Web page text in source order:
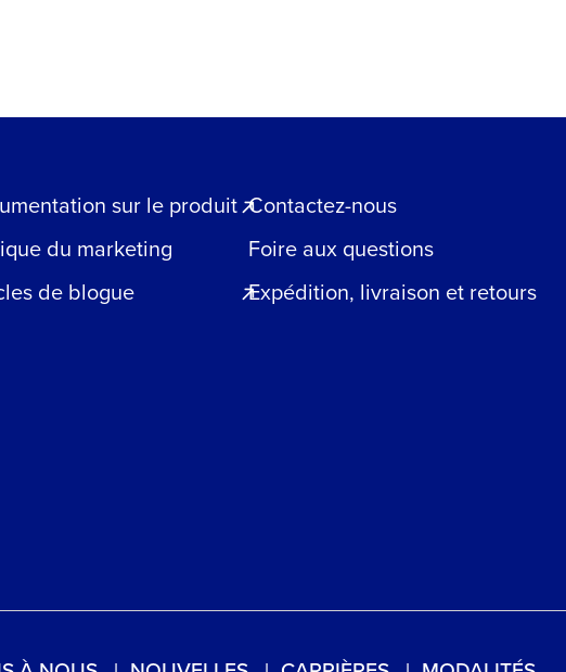
sur le produit
du marketing
de blogue
Contactez-nous
Foire aux questions
Expédition, livraison et retours